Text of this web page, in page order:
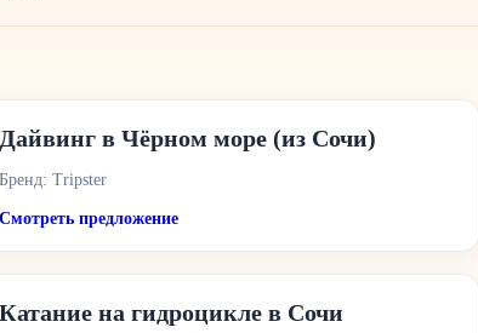
Дайвинг в Чёрном море (из Сочи)
Бренд: Tripster
Смотреть предложение
Катание на гидроцикле в Сочи